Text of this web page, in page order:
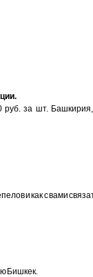
руб. за шт.
и как с вами
Бишкек.